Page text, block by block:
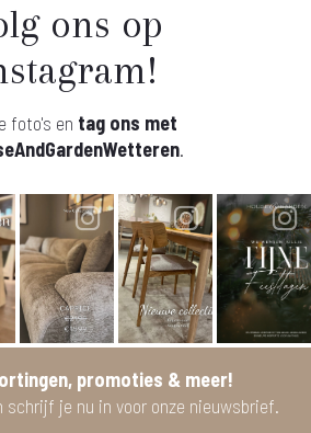
ons op
foto's en tag ons met
.
promoties & meer!
schrijf je nu in voor onze nieuwsbrief.